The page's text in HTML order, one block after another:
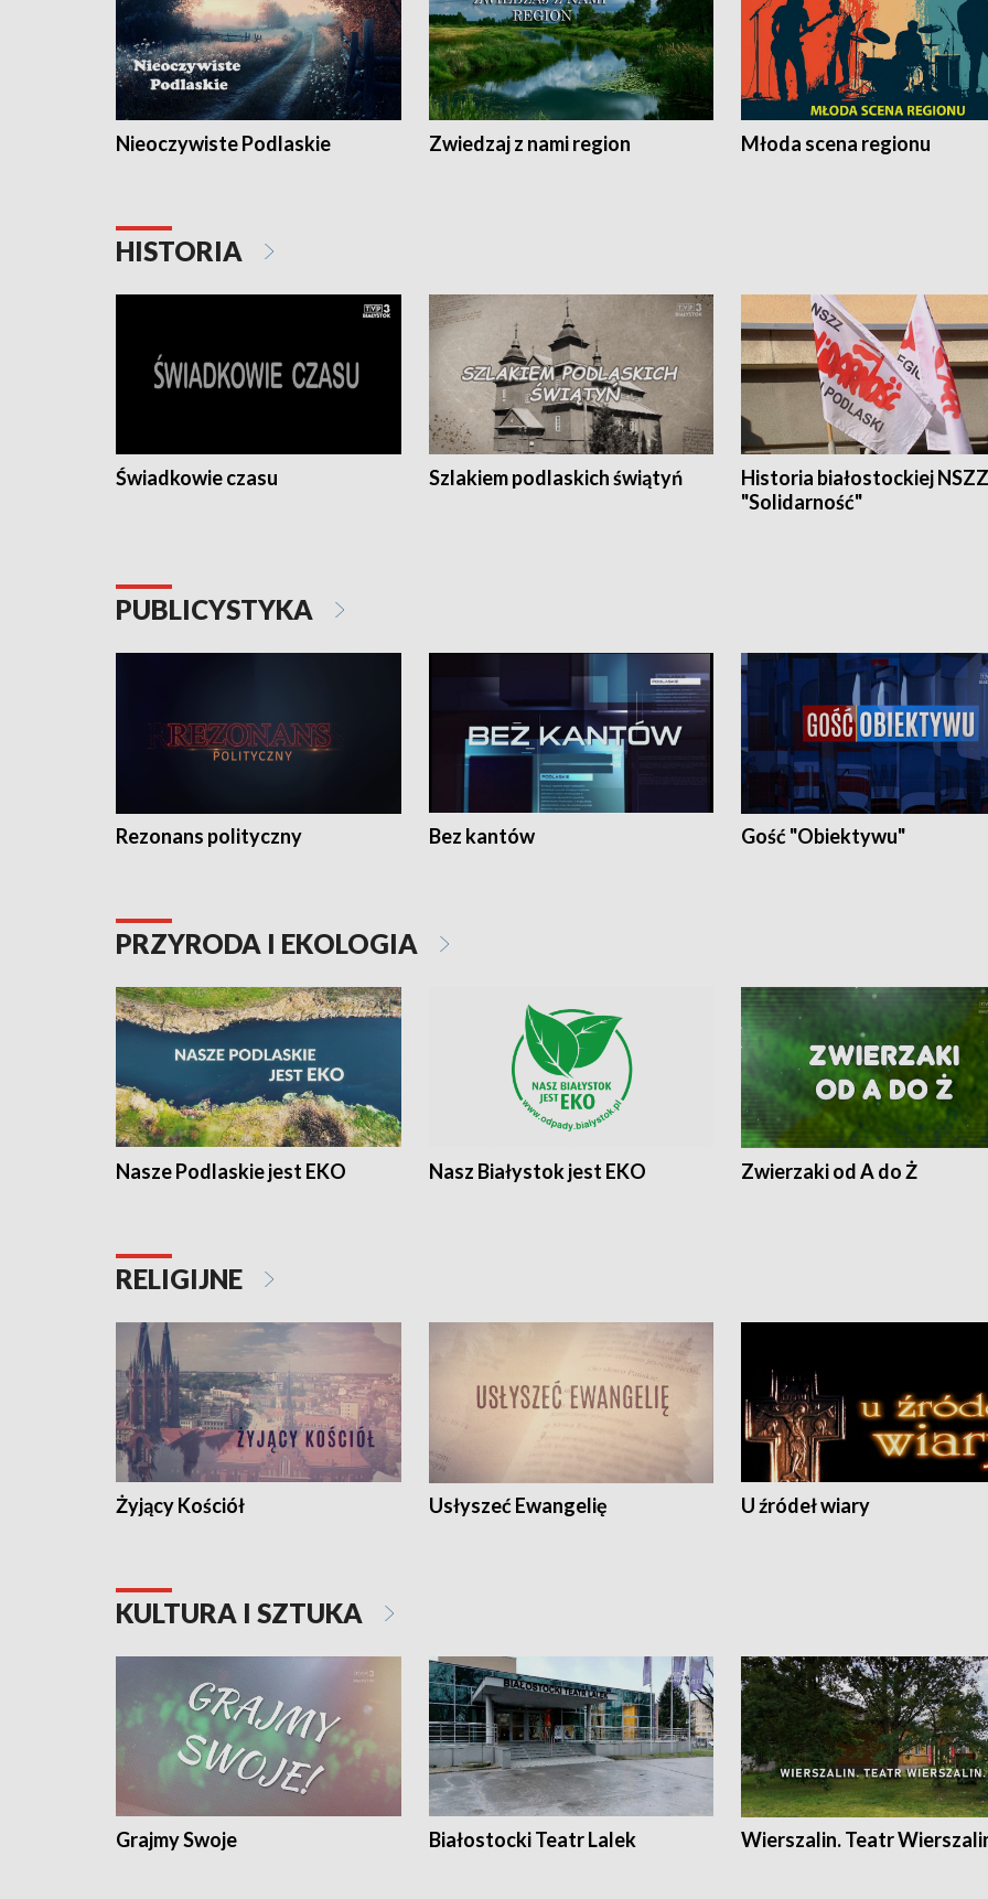
Nieoczywiste Podlaskie Zwiedzaj z nami region Młoda scena regionu
HISTORIA
Świadkowie czasu Szlakiem podlaskich świątyń
Historia białostockiej NSZZ
"Solidarność"
PUBLICYSTYKA
Rezonans polityczny Bez kantów Gość "Obiektywu"
PRZYRODA I EKOLOGIA
Nasze Podlaskie jest EKO Nasz Białystok jest EKO Zwierzaki od A do Ż
RELIGIJNE
Żyjący Kościół Usłyszeć Ewangelię U źródeł wiary
KULTURA I SZTUKA
Grajmy Swoje Białostocki Teatr Lalek Wierszalin. Teatr